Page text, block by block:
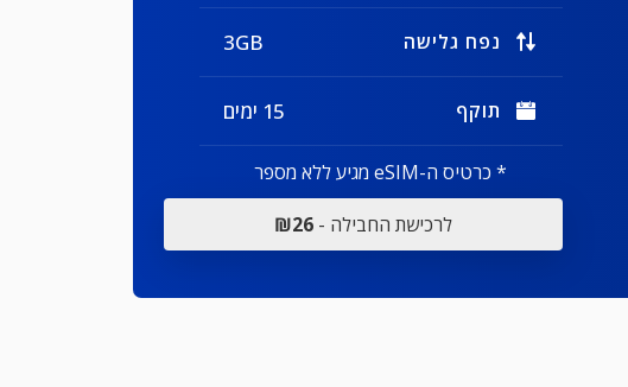
נפח גלישה 3GB
תוקף 15 ימים
* כרטיס ה-eSIM מגיע ללא מספר
לרכישת החבילה -₪26